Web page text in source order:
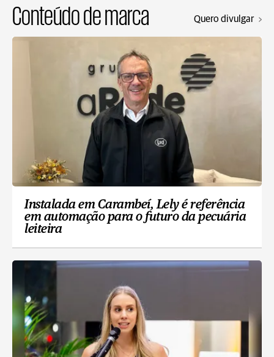
Conteúdo de marca Quero divulgar
Instalada em Carambeí, Lely é referência
em automação para o futuro da pecuária
leiteira